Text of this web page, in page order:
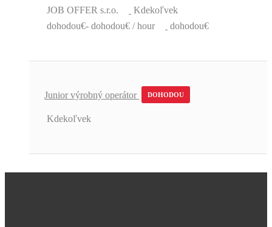
JOB OFFER s.r.o.
Kdekoľvek
dohodou€- dohodou€ / hour
dohodou€
Junior výrobný operátor DOHODOU
Kdekoľvek